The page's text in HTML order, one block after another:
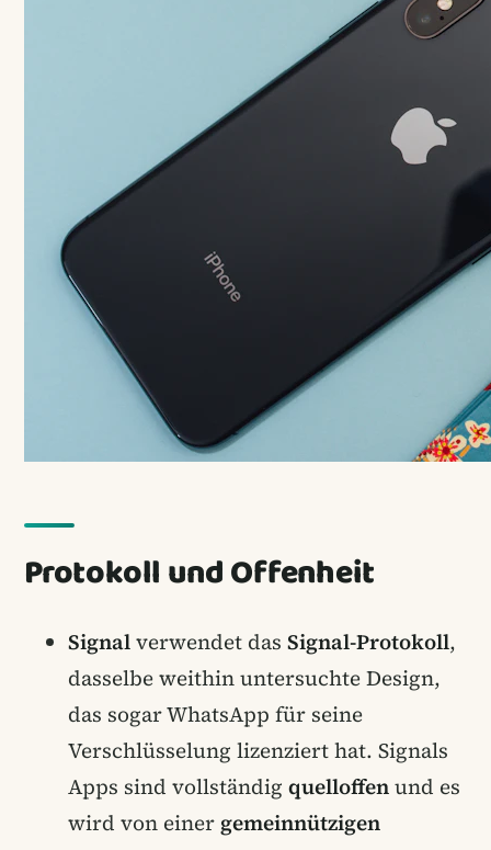
Protokoll und Offenheit
Signalverwendet das Signal-Protokoll,
dasselbe weithin untersuchte Design,
das sogar WhatsApp für seine
Verschlüsselung lizenziert hat. Signals
Apps sind vollständig quelloffenund es
wird von einer gemeinnützigen